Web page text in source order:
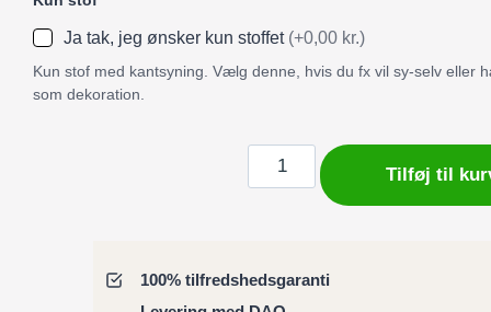
Ja tak, jeg ønsker kun stoffet (+0,00 kr.)
Kun stof med kantsyning. Vælg denne, hvis du fx vil sy-selv eller
som dekoration.
Badeforhæng
/
Bruseforhæng
valmuer
Tilføj til
100% tilfredshedsgaranti